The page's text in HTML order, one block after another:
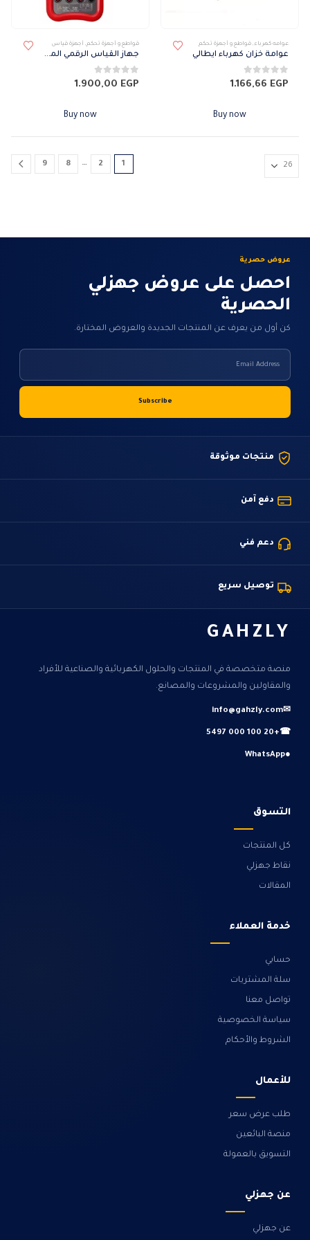
عوامه كهرباء , قواطع و أجهزة تحكم
عوامة خزان كهرباء ايطالي
0من 5 1.166,66 EGP
Buy now
قواطع و أجهزة تحكم , أجهزة قياس
جهاز القياس الرقمي المتعدد
0من 5 1.900,00 EGP
Buy now
1
2
…
8
9
عروض حصرية
احصل على عروض جهزلي
الحصرية
كن أول من يعرف عن المنتجات الجديدة والعروض المختارة.
منتجات موثوقة
دفع آمن
دعم فني
توصيل سريع
GAHZLY
منصة متخصصة في المنتجات والحلول الكهربائية والصناعية للأفراد
والمقاولين والمشروعات والمصانع.
✉
info@gahzly.com
☎
+20 100 000 5497
●
WhatsApp
التسوق
كل المنتجات
نقاط جهزلي
المقالات
خدمة العملاء
حسابي
سلة المشتريات
تواصل معنا
سياسة الخصوصية
الشروط والأحكام
للأعمال
طلب عرض سعر
منصة البائعين
التسويق بالعمولة
عن جهزلي
عن جهزلي